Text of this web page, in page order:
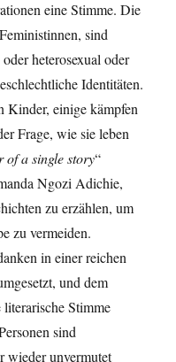
eine Stimme. Die
sind
heterosexual oder
Identitäten.
Kinder, einige kämpfen
Frage, wie sie leben
of a single story“
Ngozi Adichie,
zu erzählen, um
zu vermeiden.
in einer reichen
und dem
Stimme
sind
wieder unvermutet